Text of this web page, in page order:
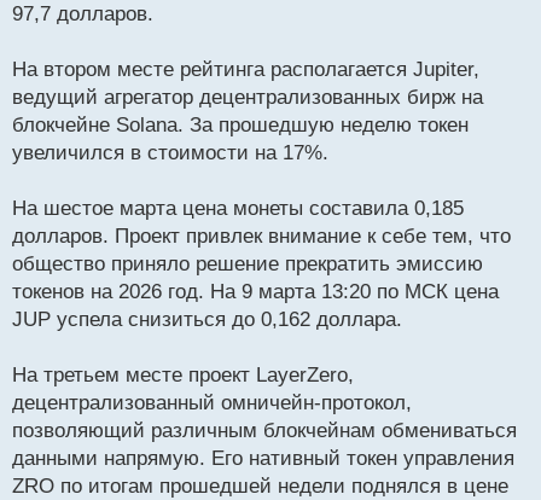
97,7 долларов.
На втором месте рейтинга располагается Jupiter,
ведущий агрегатор децентрализованных бирж на
блокчейне Solana. За прошедшую неделю токен
увеличился в стоимости на 17%.
На шестое марта цена монеты составила 0,185
долларов. Проект привлек внимание к себе тем, что
общество приняло решение прекратить эмиссию
токенов на 2026 год. На 9 марта 13:20 по МСК цена
JUP успела снизиться до 0,162 доллара.
На третьем месте проект LayerZero,
децентрализованный омничейн-протокол,
позволяющий различным блокчейнам обмениваться
данными напрямую. Его нативный токен управления
ZRO по итогам прошедшей недели поднялся в цене